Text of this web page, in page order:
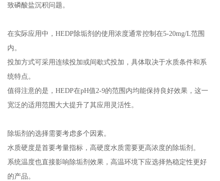
致磷酸盐沉积问题。
在实际应用中，HEDP除垢剂的使用浓度通常控制在5-20mg/L范围
内。
投加方式可采用连续投加或间歇式投加，具体取决于水质条件和系
统特点。
值得注意的是，HEDP在pH值2-9的范围内均能保持良好效果，这一
宽泛的适用范围大大提升了其应用灵活性。
除垢剂的选择需要考虑多个因素。
水质硬度是首要考量指标，高硬度水质需要更高浓度的除垢剂。
系统温度也直接影响除垢剂效果，高温环境下应选择热稳定性更好
的产品。